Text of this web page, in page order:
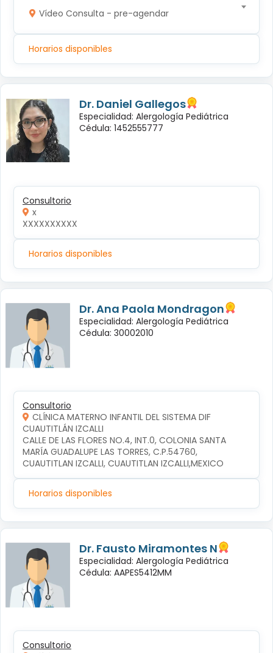
Vídeo Consulta - pre-agendar
Horarios disponibles
Dr. Daniel Gallegos
Especialidad: Alergología Pediátrica
Cédula: 1452555777
Consultorio
x
XXXXXXXXXX
Horarios disponibles
Dr. Ana Paola Mondragon
Especialidad: Alergología Pediátrica
Cédula: 30002010
Consultorio
CLÍNICA MATERNO INFANTIL DEL SISTEMA DIF
CUAUTITLÁN IZCALLI
CALLE DE LAS FLORES NO.4, INT.0, COLONIA SANTA
MARÍA GUADALUPE LAS TORRES, C.P.54760,
CUAUTITLAN IZCALLI, CUAUTITLAN IZCALLI,MEXICO
Horarios disponibles
Dr. Fausto Miramontes N
Especialidad: Alergología Pediátrica
Cédula: AAPES5412MM
Consultorio